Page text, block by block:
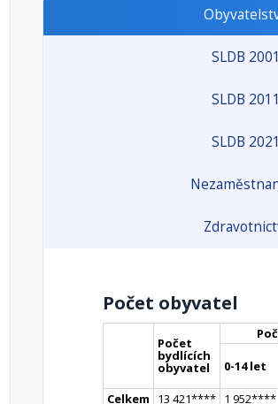
SLDB 2001
SLDB 2011
SLDB 2021
Počet obyvatel
Počet
bydlících
obyvatel 0-14 let
Celkem
13 421**** 1 952****